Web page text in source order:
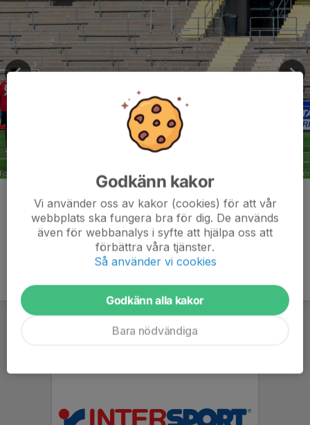
Kommentarer
Godkänn kakor
Vi använder oss av kakor (cookies) för att vår
webbplats ska fungera bra för dig. De används
även för webbanalys i syfte att hjälpa oss att
förbättra våra tjänster.
Så använder vi cookies
Godkänn alla kakor
Bara nödvändiga